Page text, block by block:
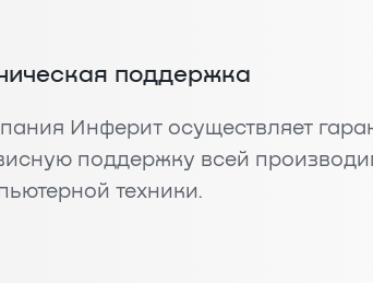
поддержка
Инферит осуществляет
поддержку всей
техники.